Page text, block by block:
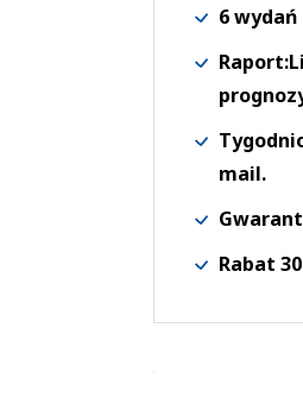
6
mail.
Rabat